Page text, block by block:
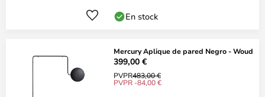
En stock
Mercury Aplique de pared Negro - Woud
399,00 €
PVPR483,00 €
PVPR -84,00 €